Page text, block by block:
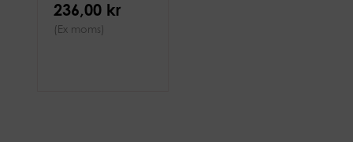
236,00 kr
(Ex moms)